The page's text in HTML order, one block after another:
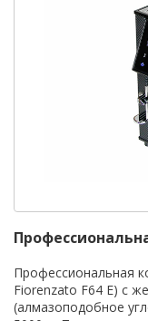
Профессиональная
Fiorenzato F64 E) с
(алмазоподобное